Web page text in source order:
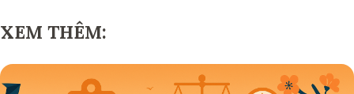
XEM THÊM: